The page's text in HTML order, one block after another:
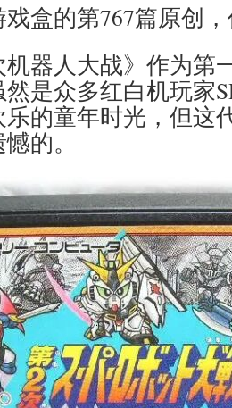
盒的第767篇原创
器人大战》作为第
是众多红白机玩家
的童年时光，但这
的。